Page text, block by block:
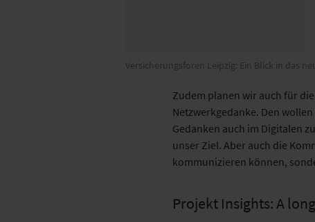
Versicherungsforen Leipzig: Ein Blick in das
Zudem planen wir auch für
Netzwerkgedanke. Den
Gedanken auch im Digitalen
unser Ziel. Aber auch die
kommunizieren können,
Projekt Insights: A